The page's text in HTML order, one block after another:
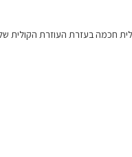
חכמה בעזרת העוזרת הקולית של